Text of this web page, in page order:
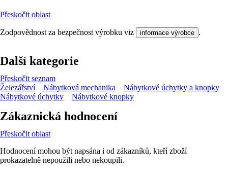
Přeskočit oblast
Zodpovědnost za bezpečnost výrobku viz informace výrobce .
Další kategorie
Přeskočit seznam
Železářství
Nábytková mechanika
Nábytkové úchytky a knopky
Nábytkové úchytky
Nábytkové knopky
Zákaznická hodnocení
Přeskočit oblast
Hodnocení mohou být napsána i od zákazníků, kteří zboží
prokazatelně nepoužili nebo nekoupili.